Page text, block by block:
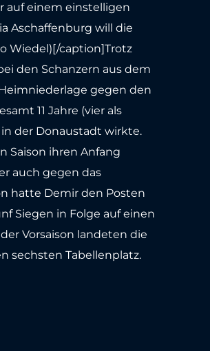
auf einem einstelligen
Aschaffenburg will die
Wiedel)[/caption]Trotz
den Schanzern aus dem
gegen den
11 Jahre (vier als
der Donaustadt wirkte.
Saison ihren Anfang
auch gegen das
hatte Demir den Posten
Siegen in Folge auf einen
Vorsaison landeten die
sechsten Tabellenplatz.